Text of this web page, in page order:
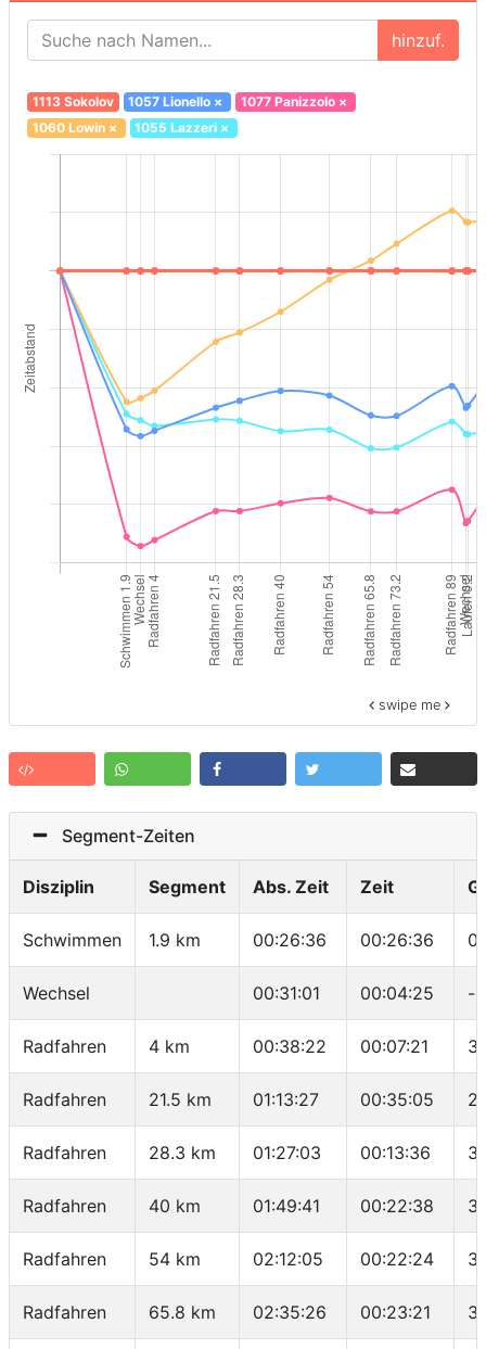
hinzuf.
1113 Sokolov 1057 Lionello × 1077 Panizzolo×
1060 Lowin× 1055 Lazzeri ×
swipe me
Segment-Zeiten
Disziplin Segment Abs. Zeit Zeit
Schwimmen 1.9 km 00:26:36 00:26:36
Wechsel 00:31:01 00:04:25 -
Radfahren 4 km 00:38:22 00:07:21
Radfahren 21.5 km 01:13:27 00:35:05
Radfahren 28.3 km 01:27:03 00:13:36
Radfahren 40 km 01:49:41 00:22:38
Radfahren 54 km 02:12:05 00:22:24
Radfahren 65.8 km 02:35:26 00:23:21